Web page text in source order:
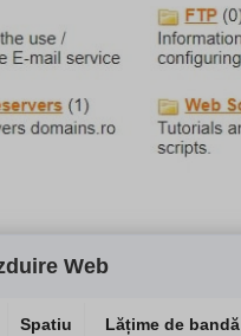
Web
Spatiu Lățime de bandă